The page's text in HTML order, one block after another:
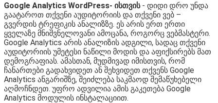
Google Analytics WordPress- ისთვის - დიდი დრო უნდა
გაატაროთ თქვენი აუდიტორიის და თქვენი ვებ –
გვერდის ტრეფიკის ანალიზზე. ეს არის ერთ ერთი
ყველაზე მნიშვნელოვანი ამოცანა, როგორც ვებმასტერი.
Google Analytics არის ანალიზის ადგილი, სადაც თქვენი
აუდიტორიის უმეტესი ნაწილი მოდის და აფიქსირებს მათ
დემოგრაფიას. ამასთან, მუდმივად იმისთვის, რომ
ჩანართები გადახვიდეთ ან შეხვიდეთ თქვენს Google
Analytics ანგარიშზე, შეიძლება საკმაოდ შემაწუხებელი
აღმოჩნდეთ. უფრო ადვილია ამის გაკეთება Google
Analytics მოდულის ინსტალაციით.